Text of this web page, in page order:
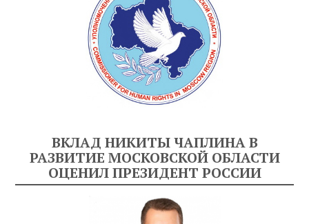
ВКЛАД НИКИТЫ ЧАПЛИНА В
РАЗВИТИЕ МОСКОВСКОЙ ОБЛАСТИ
ОЦЕНИЛ ПРЕЗИДЕНТ РОССИИ